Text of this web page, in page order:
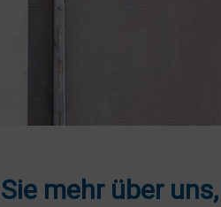
mehr über